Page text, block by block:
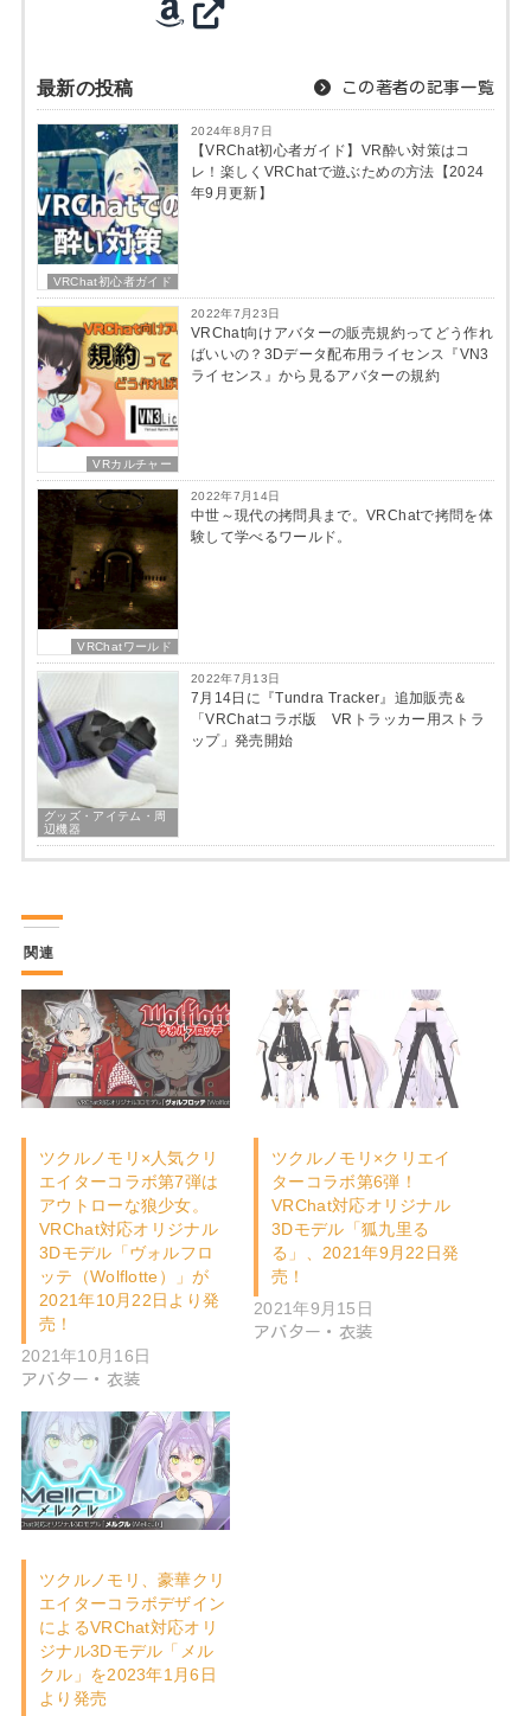
最新の投稿 この著者の記事一覧
VRChat初心者ガイド
2024年8月7日
【VRChat初心者ガイド】VR酔い対策はコ
レ！楽しくVRChatで遊ぶための方法【2024
年9月更新】
VRカルチャー
2022年7月23日
VRChat向けアバターの販売規約ってどう作れ
ばいいの？3Dデータ配布用ライセンス『VN3
ライセンス』から見るアバターの規約
VRChatワールド
2022年7月14日
中世～現代の拷問具まで。VRChatで拷問を体
験して学べるワールド。
グッズ・アイテム・周
辺機器
2022年7月13日
7月14日に『Tundra Tracker』追加販売＆
「VRChatコラボ版 VRトラッカー用ストラ
ップ」発売開始
関連
ツクルノモリ×人気クリ
エイターコラボ第7弾は
アウトローな狼少女。
VRChat対応オリジナル
3Dモデル「ヴォルフロ
ッテ（Wolflotte）」が
2021年10月22日より発
売！
2021年10月16日
アバター・衣装
ツクルノモリ×クリエイ
ターコラボ第6弾！
VRChat対応オリジナル
3Dモデル「狐九里る
る」、2021年9月22日発
売！
2021年9月15日
アバター・衣装
ツクルノモリ、豪華クリ
エイターコラボデザイン
によるVRChat対応オリ
ジナル3Dモデル「メル
クル」を2023年1月6日
より発売